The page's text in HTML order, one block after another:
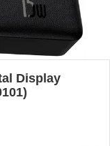
Display